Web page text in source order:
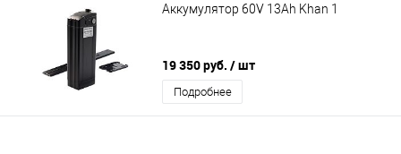
Аккумулятор 60V 13Ah Khan 1
19 350 руб. / шт
Подробнее